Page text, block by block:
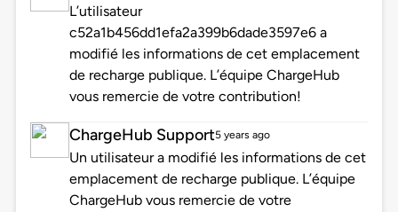
L’utilisateur
c52a1b456dd1efa2a399b6dade3597e6 a
modifié les informations de cet emplacement
de recharge publique. L’équipe ChargeHub
vous remercie de votre contribution!
ChargeHub Support5 years ago
Un utilisateur a modifié les informations de cet
emplacement de recharge publique. L’équipe
ChargeHub vous remercie de votre